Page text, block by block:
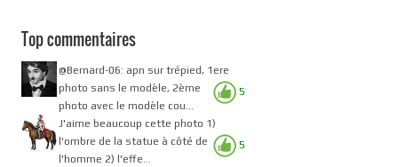
Top commentaires
5
@Bernard-06: apn sur trépied, 1ere
photo sans le modèle, 2ème
photo avec le modèle cou...
5
J'aime beaucoup cette photo 1)
l'ombre de la statue à côté de
l'homme 2) l'effe...